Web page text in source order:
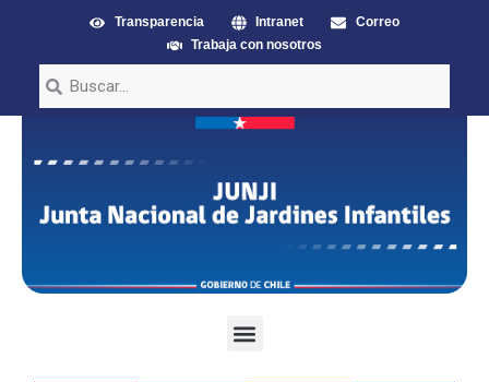
Transparencia Intranet
Correo
Trabaja con nosotros